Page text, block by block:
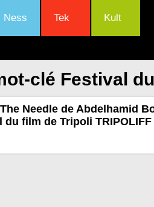
Ness Tek Kult
clé Festival
Needle de Abdelhamid
du film de Tripoli TRIPOLIFF